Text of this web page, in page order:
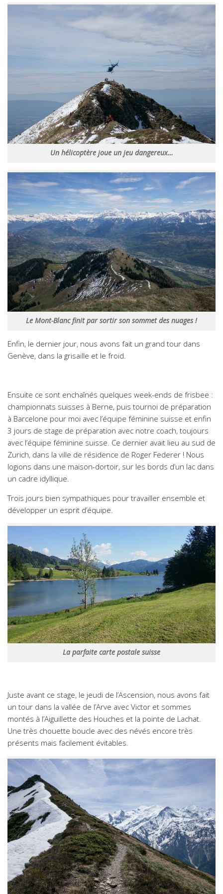
Un hélicoptère joue un jeu dangereux…
Le Mont-Blanc finit par sortir son sommet des nuages !
Enfin, le dernier jour, nous avons fait un grand tour dans
Genève, dans la grisaille et le froid.
Ensuite ce sont enchaînés quelques week-ends de frisbee :
championnats suisses à Berne, puis tournoi de préparation
à Barcelone pour moi avec l’équipe féminine suisse et enfin
3 jours de stage de préparation avec notre coach, toujours
avec l’équipe féminine suisse. Ce dernier avait lieu au sud de
Zurich, dans la ville de résidence de Roger Federer ! Nous
logions dans une maison-dortoir, sur les bords d’un lac dans
un cadre idyllique.
Trois jours bien sympathiques pour travailler ensemble et
développer un esprit d’équipe.
La parfaite carte postale suisse
Juste avant ce stage, le jeudi de l’Ascension, nous avons fait
un tour dans la vallée de l’Arve avec Victor et sommes
montés à l’Aiguillette des Houches et la pointe de Lachat.
Une très chouette boucle avec des névés encore très
présents mais facilement évitables.